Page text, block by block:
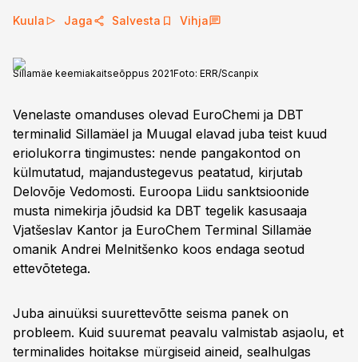
Kuula Jaga Salvesta Vihja
Sillamäe keemiakaitseõppus 2021Foto: ERR/Scanpix
Venelaste omanduses olevad EuroChemi ja DBT
terminalid Sillamäel ja Muugal elavad juba teist kuud
eriolukorra tingimustes: nende pangakontod on
külmutatud, majandustegevus peatatud, kirjutab
Delovõje Vedomosti. Euroopa Liidu sanktsioonide
musta nimekirja jõudsid ka DBT tegelik kasusaaja
Vjatšeslav Kantor ja EuroChem Terminal Sillamäe
omanik Andrei Melnitšenko koos endaga seotud
ettevõtetega.
Juba ainuüksi suurettevõtte seisma panek on
probleem. Kuid suuremat peavalu valmistab asjaolu, et
terminalides hoitakse mürgiseid aineid, sealhulgas